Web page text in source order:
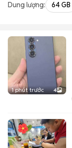
Dung lượng: 64 GB
1 phút trước 4